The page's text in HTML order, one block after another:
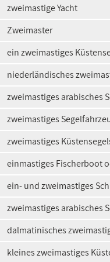
zweimastige Yacht
Zweimaster
ein zweimastiges
niederländisches
zweimastiges arabisches
zweimastiges
zweimastiges
einmastiges Fischerboot
ein- und zweimastiges
zweimastiges arabisches
dalmatinisches
kleines zweimastiges